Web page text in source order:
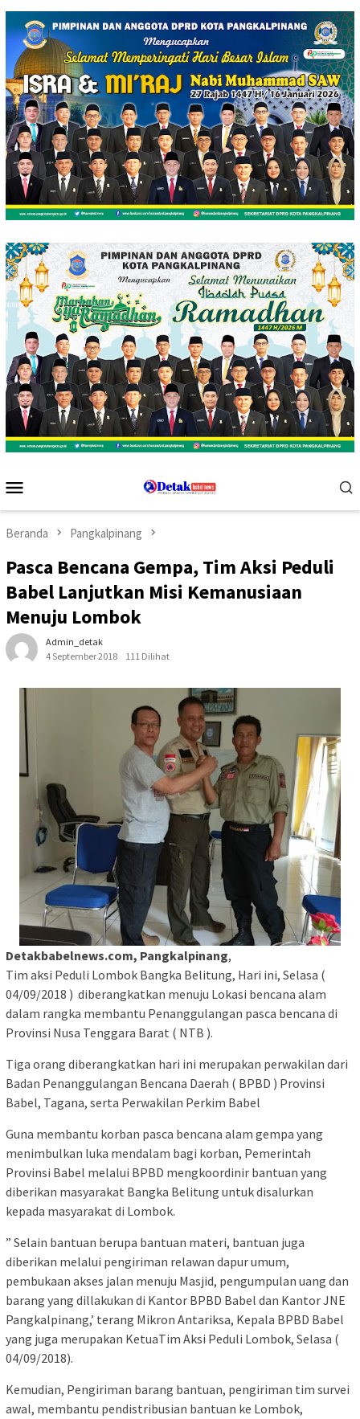
Loncat
konten
Mobile
Beranda Pangkalpinang
Pasca Bencana Gempa, Tim Aksi Peduli
Babel Lanjutkan Misi Kemanusiaan
Menuju Lombok
Admin_detak
4 September 2018
111 Dilihat
Detakbabelnews.com, Pangkalpinang,
Tim aksi Peduli Lombok Bangka Belitung, Hari ini, Selasa (
04/09/2018 ) diberangkatkan menuju Lokasi bencana alam
dalam rangka membantu Penanggulangan pasca bencana di
Provinsi Nusa Tenggara Barat ( NTB ).
Tiga orang diberangkatkan hari ini merupakan perwakilan dari
Badan Penanggulangan Bencana Daerah ( BPBD ) Provinsi
Babel, Tagana, serta Perwakilan Perkim Babel
Guna membantu korban pasca bencana alam gempa yang
menimbulkan luka mendalam bagi korban, Pemerintah
Provinsi Babel melalui BPBD mengkoordinir bantuan yang
diberikan masyarakat Bangka Belitung untuk disalurkan
kepada masyarakat di Lombok.
” Selain bantuan berupa bantuan materi, bantuan juga
diberikan melalui pengiriman relawan dapur umum,
pembukaan akses jalan menuju Masjid, pengumpulan uang dan
barang yang dillakukan di Kantor BPBD Babel dan Kantor JNE
Pangkalpinang,’ terang Mikron Antariksa, Kepala BPBD Babel
yang juga merupakan KetuaTim Aksi Peduli Lombok, Selasa (
04/09/2018).
Kemudian, Pengiriman barang bantuan, pengiriman tim survei
awal, membantu pendistribusian bantuan ke Lombok,